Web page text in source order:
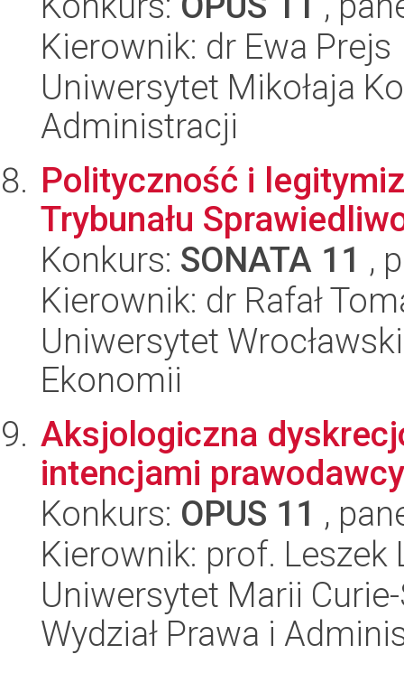
Kierownik: dr Ewa Prejs
Uniwersytet Mikołaja
Administracji
Polityczność i
Trybunału
Konkurs: SONATA 11 ,
Kierownik: dr Rafał
Uniwersytet
Ekonomii
Aksjologiczna
intencjami
Konkurs: OPUS 11 ,
Kierownik: prof. Leszek
Uniwersytet Marii
Wydział Prawa i